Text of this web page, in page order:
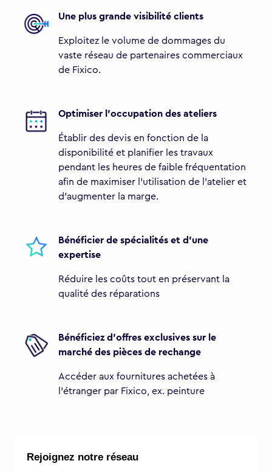
Une plus grande visibilité clients
Exploitez le volume de dommages du
vaste réseau de partenaires commerciaux
de Fixico.
Optimiser l'occupation des ateliers
Établir des devis en fonction de la
disponibilité et planifier les travaux
pendant les heures de faible fréquentation
afin de maximiser l'utilisation de l'atelier et
d'augmenter la marge.
Bénéficier de spécialités et d'une
expertise
Réduire les coûts tout en préservant la
qualité des réparations
Bénéficiez d'offres exclusives sur le
marché des pièces de rechange
Accéder aux fournitures achetées à
l'étranger par Fixico, ex. peinture
Rejoignez notre réseau